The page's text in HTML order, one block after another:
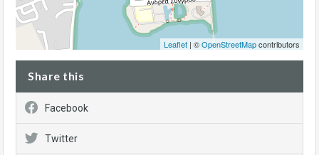
Leaflet | ©OpenStreetMapcontributors
Share this
Facebook
Twitter